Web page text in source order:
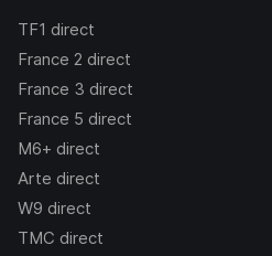
TF1 direct
France 2 direct
France 3 direct
France 5 direct
M6+ direct
Arte direct
W9 direct
TMC direct